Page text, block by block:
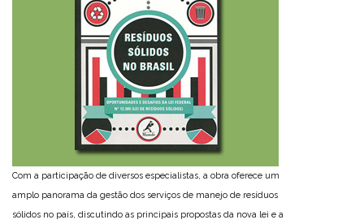
Com a participação de diversos especialistas, a obra oferece um
amplo panorama da gestão dos serviços de manejo de resíduos
sólidos no país, discutindo as principais propostas da nova lei e a